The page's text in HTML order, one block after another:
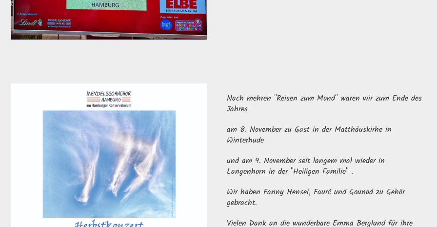
Nach mehren "Reisen zum Mond" waren wir zum Ende des
Jahres
am 8. November zu Gast in der Matthäuskirhe in
Winterhude
und am 9. November seit langem mal wieder in
Langenhorn in der "Heiligen Familie" .
Wir haben Fanny Hensel, Fauré und Gounod zu Gehör
gebracht.
Vielen Dank an die wunderbare Emma Berglund für ihre